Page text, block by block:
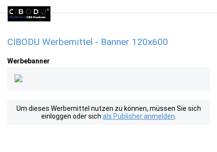
CIBODU Werbemittel - Banner 120x600
Werbebanner
Um dieses Werbemittel nutzen zu können, müssen Sie sich
einloggen oder sich als Publisher anmelden